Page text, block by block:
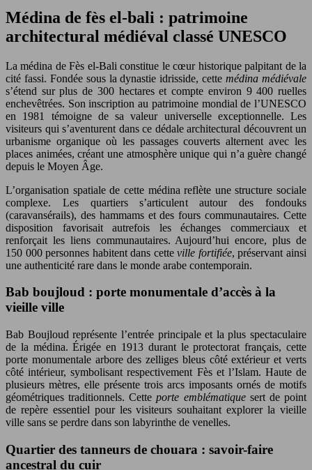
Médina de fès el-bali : patrimoine
architectural médiéval classé UNESCO
La médina de Fès el-Bali constitue le cœur historique palpitant de la
cité fassi. Fondée sous la dynastie idrisside, cettemédina médiévale
s’étend sur plus de 300 hectares et compte environ 9 400 ruelles
enchevêtrées. Son inscription au patrimoine mondial de l’UNESCO
en 1981 témoigne de sa valeur universelle exceptionnelle. Les
visiteurs qui s’aventurent dans ce dédale architectural découvrent un
urbanisme organique où les passages couverts alternent avec les
places animées, créant une atmosphère unique qui n’a guère changé
depuis le Moyen Âge.
L’organisation spatiale de cette médina reflète une structure sociale
complexe. Les quartiers s’articulent autour des fondouks
(caravansérails), des hammams et des fours communautaires. Cette
disposition favorisait autrefois les échanges commerciaux et
renforçait les liens communautaires. Aujourd’hui encore, plus de
150 000 personnes habitent dans cetteville fortifiée, préservant ainsi
une authenticité rare dans le monde arabe contemporain.
Bab boujloud : porte monumentale d’accès à la
vieille ville
Bab Boujloud représente l’entrée principale et la plus spectaculaire
de la médina. Érigée en 1913 durant le protectorat français, cette
porte monumentale arbore des zelliges bleus côté extérieur et verts
côté intérieur, symbolisant respectivement Fès et l’Islam. Haute de
plusieurs mètres, elle présente trois arcs imposants ornés de motifs
géométriques traditionnels. Cetteporte emblématiquesert de point
de repère essentiel pour les visiteurs souhaitant explorer la vieille
ville sans se perdre dans son labyrinthe de venelles.
Quartier des tanneurs de chouara : savoir-faire
ancestral du cuir